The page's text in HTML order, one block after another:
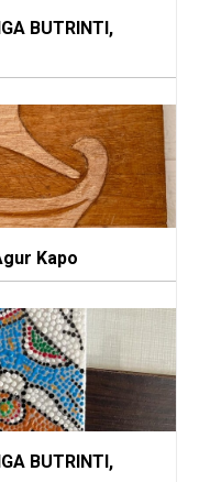
BUTRINTI,
Kapo
BUTRINTI,